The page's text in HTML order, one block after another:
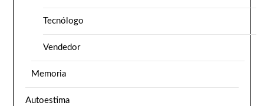
Tecnólogo
Vendedor
Memoria
Autoestima